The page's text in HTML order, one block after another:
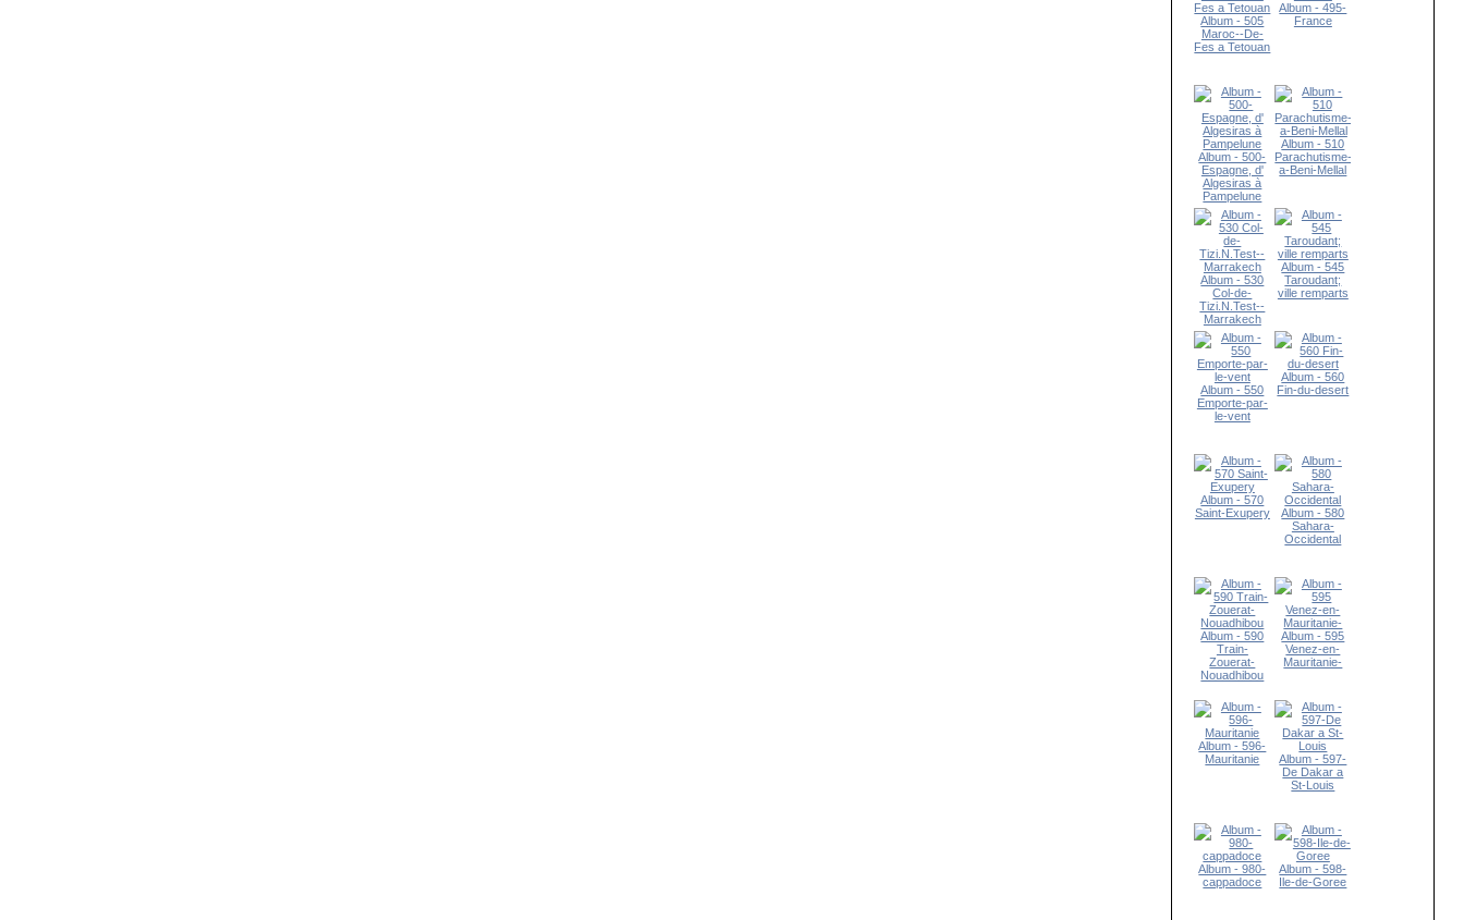
Album - 505
Maroc--De-
Fes a Tetouan
Album - 495-
France
Album - 500-
Espagne, d'
Algesiras à
Pampelune
Album - 510
Parachutisme-
a-Beni-Mellal
Album - 530
Col-de-
Tizi.N.Test--
Marrakech
Album - 545
Taroudant;
ville remparts
Album - 550
Emporte-par-
le-vent
Album - 560
Fin-du-desert
Album - 570
Saint-Exupery
Album - 580
Sahara-
Occidental
Album - 590
Train-
Zouerat-
Nouadhibou
Album - 595
Venez-en-
Mauritanie-
Album - 596-
Mauritanie
Album - 597-
De Dakar a
St-Louis
Album - 980-
cappadoce
Album - 598-
Ile-de-Goree